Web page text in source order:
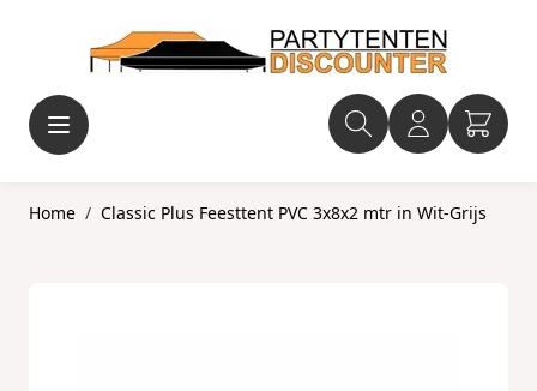
Home / Classic Plus Feesttent PVC 3x8x2 mtr in Wit-Grijs